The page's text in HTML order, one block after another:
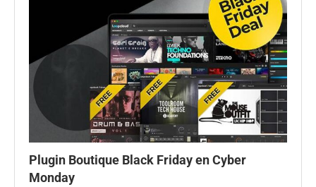
Plugin Boutique Black Friday en Cyber
Monday